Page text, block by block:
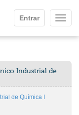
Entrar
Industrial de
de Química I